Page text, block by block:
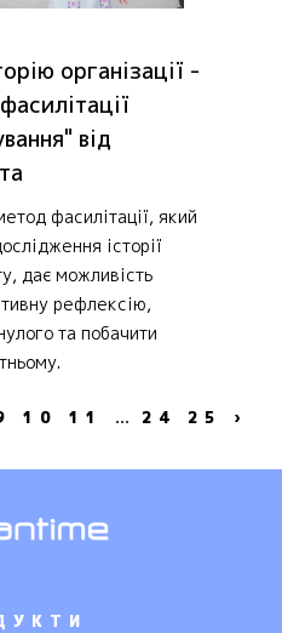
організації -
від
фасилітації, який
історії
дає можливість
рефлексію,
та побачити
10 11 ... 24 25 ›